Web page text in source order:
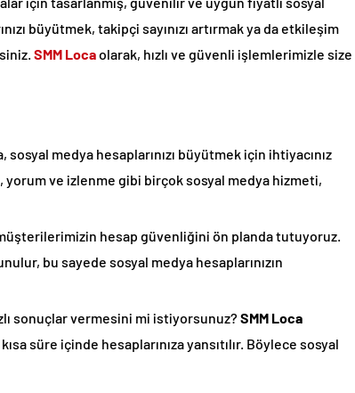
büyütmek, takipçi sayınızı artırmak ya da etkileşim
SMM Locaolarak, hızlı ve güvenli işlemlerimizle size
medya hesaplarınızı büyütmek için ihtiyacınız
ve izlenme gibi birçok sosyal medya hizmeti,
hesap güvenliğini ön planda tutuyoruz.
bu sayede sosyal medya hesaplarınızın
sonuçlar vermesini mi istiyorsunuz? SMM Loca
süre içinde hesaplarınıza yansıtılır. Böylece sosyal